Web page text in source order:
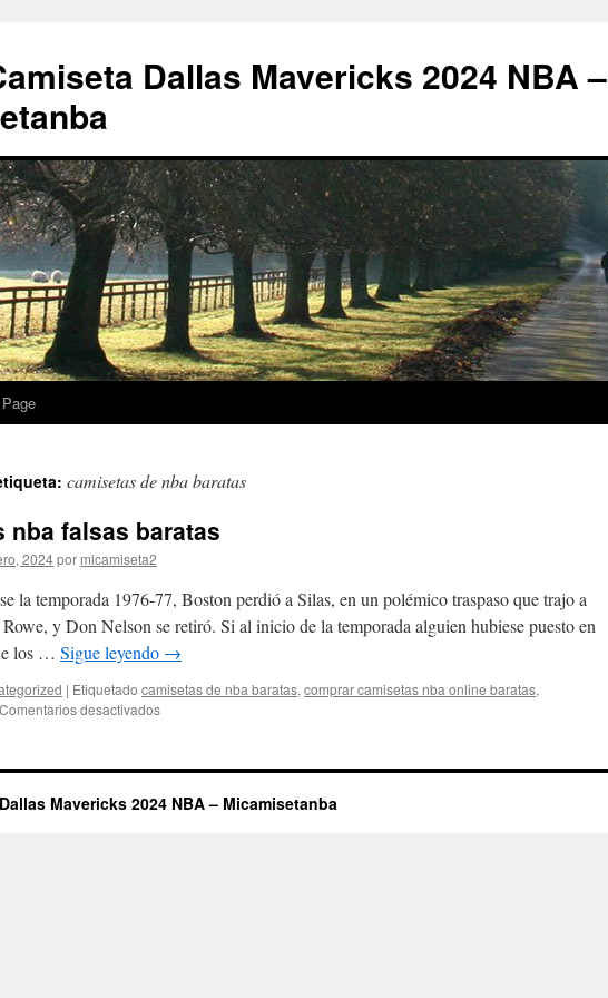
Dallas Mavericks 2024 NBA –
camisetas de nba baratas
nba falsas baratas
2024por micamiseta2
la temporada 1976-77, Boston perdió a Silas, en un polémico traspaso que trajo a
y Don Nelson se retiró. Si al inicio de la temporada alguien hubiese puesto en
los … Sigue leyendo →
| Etiquetado camisetas de nba baratas, comprar camisetas nba online baratas,
Comentarios desactivadosen
falsas
Mavericks 2024 NBA – Micamisetanba